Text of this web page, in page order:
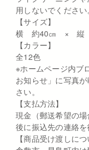
用しないでください
【サイズ】
横 約40㎝ × 縦
【カラー】
全12色
※ホームページ内
お知らせ」に写真
さい。
【支払方法】
現金（郵送希望の
後に振込先の連絡を
【商品受け渡しにつ